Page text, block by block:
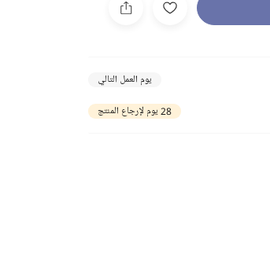
يوم العمل التالي
28 يوم لإرجاع المنتج